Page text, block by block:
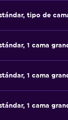
tipo de
1 cama
1 cama
1 cama